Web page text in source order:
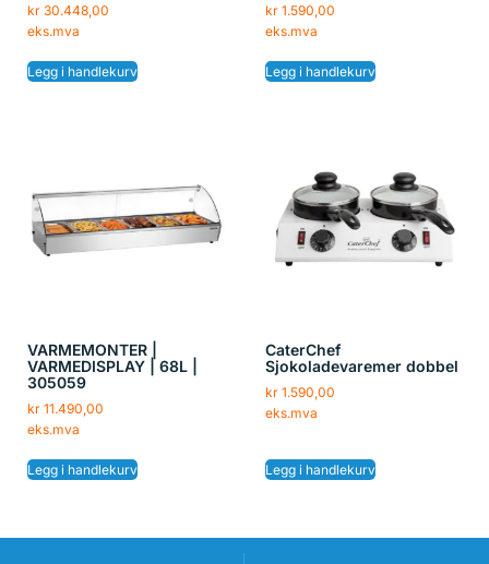
kr 30.448,00
eks.mva
Legg i handlekurv
kr1.590,00
eks.mva
Legg i handlekurv
VARMEMONTER |
VARMEDISPLAY | 68L |
305059
kr 11.490,00
eks.mva
Legg i handlekurv
CaterChef
Sjokoladevaremer dobbel
kr1.590,00
eks.mva
Legg i handlekurv